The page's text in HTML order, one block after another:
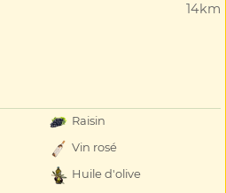
14km
Raisin
Vin rosé
Huile d'olive